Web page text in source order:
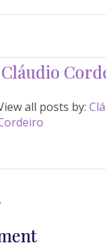
Cláudio
all posts by: